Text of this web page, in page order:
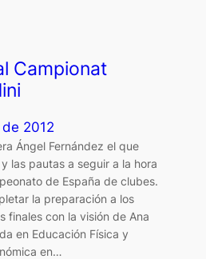
Campionat
2012
Ángel Fernández el que
las pautas a seguir a la hora
de España de clubes.
la preparación a los
finales con la visión de Ana
en Educación Física y
en…